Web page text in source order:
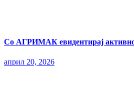
Со АГРИМАК евидентирај
април 20, 2026